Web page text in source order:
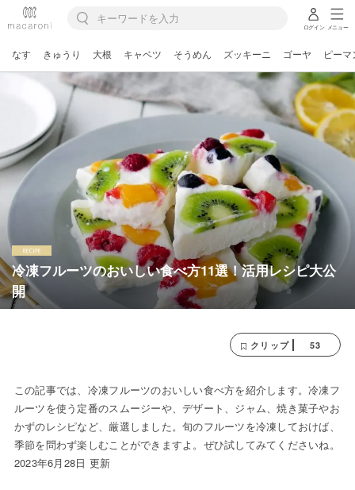
ログイン メニュー
なす きゅうり 大根 キャベツ そうめん ズッキーニ ゴーヤ ピーマ
冷凍フルーツのおいしい食べ方11選！活用レシピ大公
開
クリップ 53
この記事では、冷凍フルーツのおいしい食べ方を紹介します。冷凍フ
ルーツを使う定番のスムージーや、デザート、ジャム、焼き菓子やお
かずのレシピなど、厳選しました。旬のフルーツを冷凍しておけば、
季節を問わず楽しむことができますよ。ぜひ試してみてくださいね。
2023年6月28日 更新